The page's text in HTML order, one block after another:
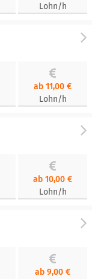
Lohn/h
ab 11,00 €
Lohn/h
ab 10,00 €
Lohn/h
ab 9,00 €